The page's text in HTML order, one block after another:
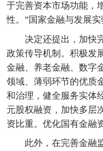
于完善资本市场功能，
性。”国家金融与发展实
决定还提出，加快
政策传导机制。积极发
金融、养老金融、数字
领域、薄弱环节的优质
和治理，健全服务实体
元股权融资，加快多层
资比重。优化国有金融
此外，在完善金融